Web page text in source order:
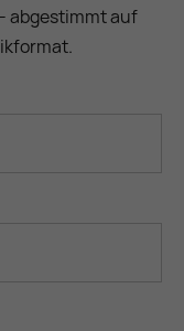
abgestimmt auf